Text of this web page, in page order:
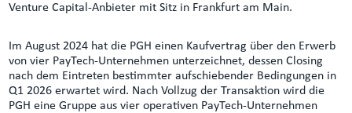
Venture Capital-Anbieter mit Sitz in Frankfurt am Main.
Im August 2024 hat die PGH einen Kaufvertrag über den Erwerb
von vier PayTech-Unternehmen unterzeichnet, dessen Closing
nach dem Eintreten bestimmter aufschiebender Bedingungen in
Q1 2026 erwartet wird. Nach Vollzug der Transaktion wird die
PGH eine Gruppe aus vier operativen PayTech-Unternehmen